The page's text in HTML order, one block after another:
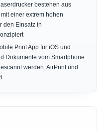
bestehen aus
einer extrem hohen
den Einsatz in
Print App für iOS und
Dokumente vom Smartphone
werden. AirPrint und